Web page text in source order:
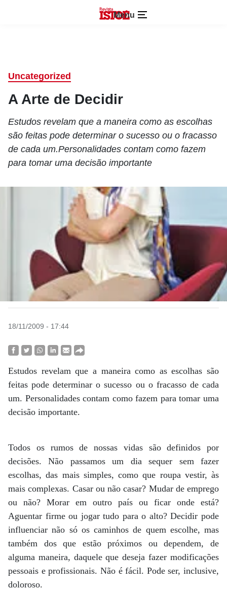
Menu
Uncategorized
A Arte de Decidir
Estudos revelam que a maneira como as escolhas
são feitas pode determinar o sucesso ou o fracasso
de cada um.Personalidades contam como fazem
para tomar uma decisão importante
18/11/2009 - 17:44
Estudos revelam que a maneira como as escolhas são
feitas pode determinar o sucesso ou o fracasso de cada
um. Personalidades contam como fazem para tomar uma
decisão importante.
Todos os rumos de nossas vidas são definidos por
decisões. Não passamos um dia sequer sem fazer
escolhas, das mais simples, como que roupa vestir, às
mais complexas. Casar ou não casar? Mudar de emprego
ou não? Morar em outro país ou ficar onde está?
Aguentar firme ou jogar tudo para o alto? Decidir pode
influenciar não só os caminhos de quem escolhe, mas
também dos que estão próximos ou dependem, de
alguma maneira, daquele que deseja fazer modificações
pessoais e profissionais. Não é fácil. Pode ser, inclusive,
doloroso.